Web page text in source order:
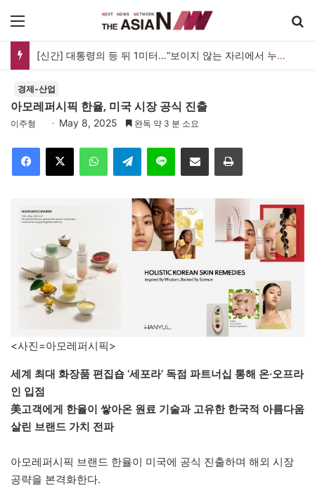
메뉴
[신간] 대통령의 등 뒤 1미터…“보이지 않는 자리에서 누구를 지킨다는 것”
경제-산업
아모레퍼시픽 한율, 미국 시장 공식 진출
이주형 May 8, 2025 완독 약 3 분 소요
Facebook
X WhatsAppTelegramLine 이메일 인쇄
<사진=아모레퍼시픽>
세계 최대 화장품 편집숍 ‘세포라’ 독점 파트너십 통해 온·오프라
인 입점
美고객에게 한율이 쌓아온 원료 기술과 고유한 한국적 아름다움
살린 브랜드 가치 전파
아모레퍼시픽 브랜드 한율이 미국에 공식 진출하며 해외 시장
공략을 본격화한다.